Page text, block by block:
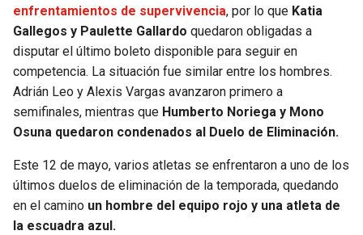
SAINTS
BUCCANEERS
enfrentamientos de supervivencia, por lo que Katia
Gallegos y Paulette Gallardo quedaron obligadas a
disputar el último boleto disponible para seguir en
competencia. La situación fue similar entre los hombres.
Adrián Leo y Alexis Vargas avanzaron primero a
semifinales, mientras que Humberto Noriega y Mono
Osuna quedaron condenados al Duelo de Eliminación.
Este 12 de mayo, varios atletas se enfrentaron a uno de los
últimos duelos de eliminación de la temporada, quedando
en el camino un hombre del equipo rojo y una atleta de
la escuadra azul.